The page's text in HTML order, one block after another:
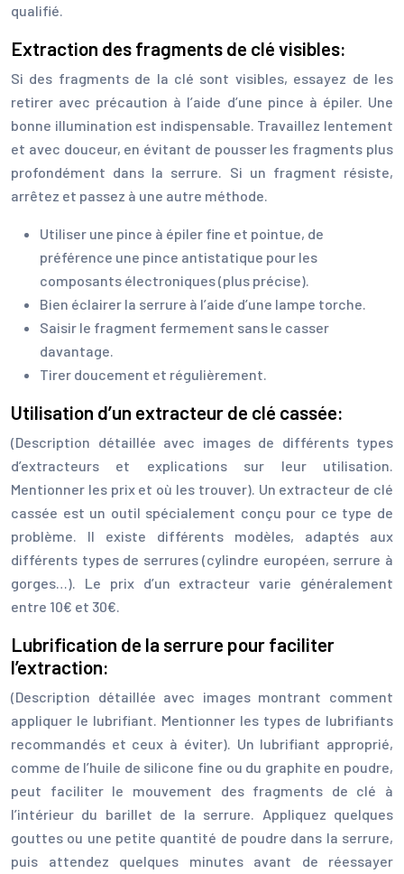
qualifié.
Extraction des fragments de clé visibles:
Si des fragments de la clé sont visibles, essayez de les
retirer avec précaution à l’aide d’une pince à épiler. Une
bonne illumination est indispensable. Travaillez lentement
et avec douceur, en évitant de pousser les fragments plus
profondément dans la serrure. Si un fragment résiste,
arrêtez et passez à une autre méthode.
Utiliser une pince à épiler fine et pointue, de
préférence une pince antistatique pour les
composants électroniques (plus précise).
Bien éclairer la serrure à l’aide d’une lampe torche.
Saisir le fragment fermement sans le casser
davantage.
Tirer doucement et régulièrement.
Utilisation d’un extracteur de clé cassée:
(Description détaillée avec images de différents types
d’extracteurs et explications sur leur utilisation.
Mentionner les prix et où les trouver). Un extracteur de clé
cassée est un outil spécialement conçu pour ce type de
problème. Il existe différents modèles, adaptés aux
différents types de serrures (cylindre européen, serrure à
gorges…). Le prix d’un extracteur varie généralement
entre 10€ et 30€.
Lubrification de la serrure pour faciliter
l’extraction:
(Description détaillée avec images montrant comment
appliquer le lubrifiant. Mentionner les types de lubrifiants
recommandés et ceux à éviter). Un lubrifiant approprié,
comme de l’huile de silicone fine ou du graphite en poudre,
peut faciliter le mouvement des fragments de clé à
l’intérieur du barillet de la serrure. Appliquez quelques
gouttes ou une petite quantité de poudre dans la serrure,
puis attendez quelques minutes avant de réessayer